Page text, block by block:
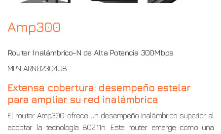
Amp300
Router Inalámbrico-N de Alta Potencia 300Mbps
MPN: ARN02304U8
Extensa cobertura: desempeño estelar
para ampliar su red inalámbrica
El router Amp300 ofrece un desempeño inalámbrico superior al
adoptar la tecnología 802.11n. Este router emerge como una